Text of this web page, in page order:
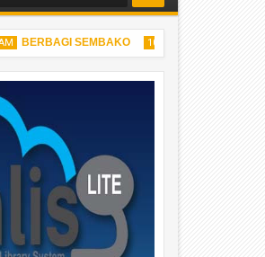
BERBAGI SEMBAKO 10:05 AM